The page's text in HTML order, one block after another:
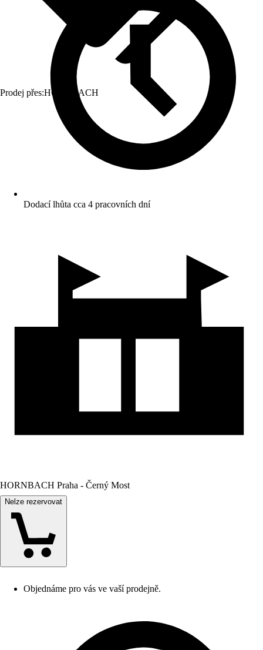
Prodej přes:HORNBACH
Dodací lhůta cca 4 pracovních dní
HORNBACH Praha - Černý Most
Nelze rezervovat
Objednáme pro vás ve vaší prodejně.